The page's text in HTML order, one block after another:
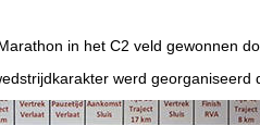
in het C2 veld gewonnen
werd georganiseerd